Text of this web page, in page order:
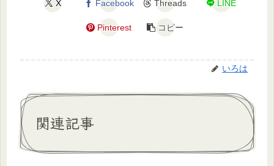
X Facebook Threads LINE
Pinterest コピー
いろは
関連記事